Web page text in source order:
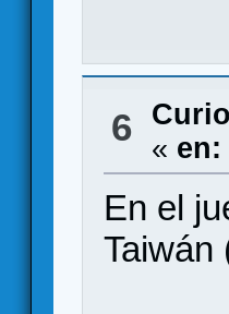
6
« en:
En el
Taiwán